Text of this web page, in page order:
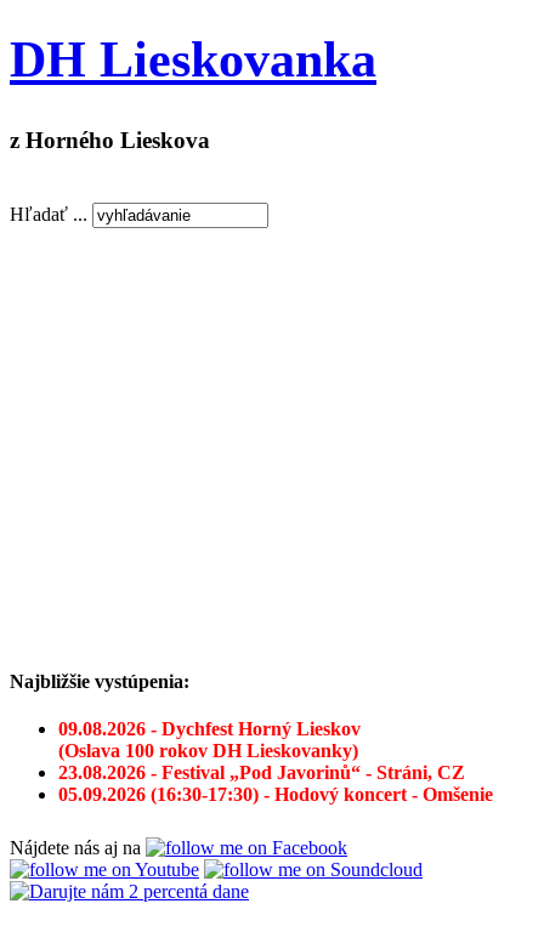
DH Lieskovanka
z Horného Lieskova
Hľadať ...
Najbližšie vystúpenia:
09.08.2026 - Dychfest Horný Lieskov
(Oslava 100 rokov DH Lieskovanky)
23.08.2026 - Festival „Pod Javorinů“ - Stráni, CZ
05.09.2026 (16:30-17:30) - Hodový koncert - Omšenie
Nájdete nás aj na